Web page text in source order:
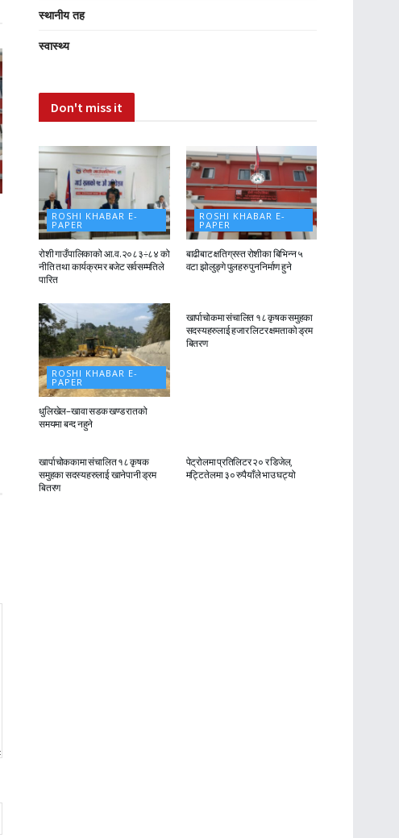
स्थानीय तह
स्वास्थ्य
Don't miss it
ROSHI KHABAR E-
PAPER
रोशी गाउँपालिकाको आ.व.२०८३÷८४ को
नीति तथा कार्यक्रम र बजेट सर्वसम्मतिले
पारित
ROSHI KHABAR E-
PAPER
बाढीबाट क्षतिग्रस्त रोशीका बिभिन्न ५
वटा झोलुङ्गे पुलहरु पुननिर्माण हुने
ROSHI KHABAR E-
PAPER
धुलिखेल–खावा सडक खण्ड रातको
समयमा बन्द नहुने
खार्पाचोकमा संचालित १८ कृषक समुहका
सदस्यहरुलाई हजार लिटर क्षमताको ड्रम
बितरण
ROSHI KHABAR E-
खार्पाचोककामा संचालित १८ कृषक
समुहका सदस्यहरुलाई खानेपानी ड्रम
बितरण
पेट्रोलमा प्रतिलिटर २० र डिजेल,
मट्टितेलमा ३० रुपैयाँले भाउ घट्यो